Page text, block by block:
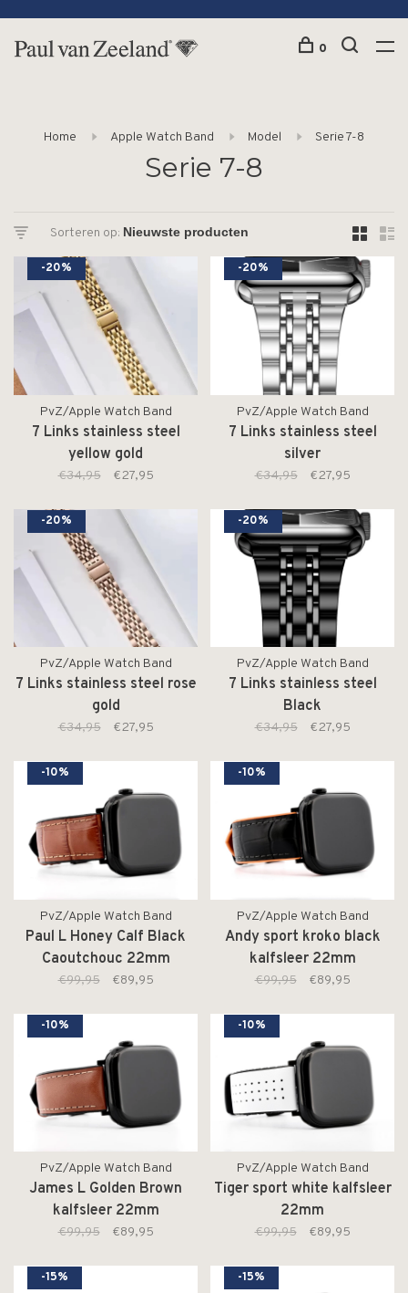
0
Home Apple Watch Band Model Serie 7-8
Serie 7-8
Sorteren op:
-20%
PvZ/Apple Watch Band
7 Links stainless steel
yellow gold
€34,95 €27,95
-20%
PvZ/Apple Watch Band
7 Links stainless steel
silver
€34,95 €27,95
-20%
PvZ/Apple Watch Band
7 Links stainless steel rose
gold
€34,95 €27,95
-20%
PvZ/Apple Watch Band
7 Links stainless steel
Black
€34,95 €27,95
-10%
PvZ/Apple Watch Band
Paul L Honey Calf Black
Caoutchouc 22mm
€99,95 €89,95
-10%
PvZ/Apple Watch Band
Andy sport kroko black
kalfsleer 22mm
€99,95 €89,95
-10%
PvZ/Apple Watch Band
James L Golden Brown
kalfsleer 22mm
€99,95 €89,95
-10%
PvZ/Apple Watch Band
Tiger sport white kalfsleer
22mm
€99,95 €89,95
-15% -15%